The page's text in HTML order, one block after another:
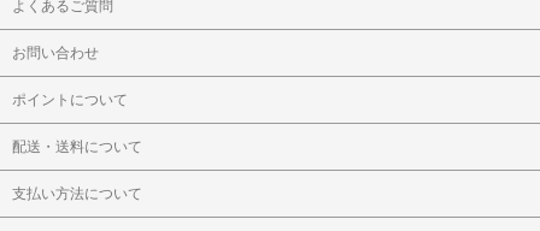
よくあるご質問
お問い合わせ
ポイントについて
配送・送料について
支払い方法について